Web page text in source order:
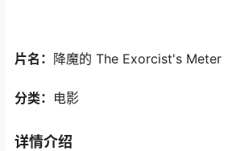
片名： 降魔的 The Exorcist's Meter
分类： 电影
详情介绍